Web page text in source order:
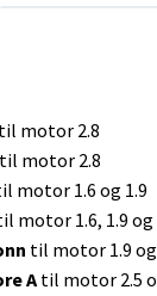
motor 2.8
til motor 2.8
motor 1.6 og 1.9
motor 1.6, 1.9 og
til motor 1.9 og
Atil motor 2.5